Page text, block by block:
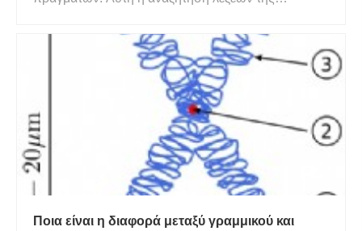
γλωσσάρι επιστήμης της ζωής. Αυτοί οι όροι του
λεξιλογίου της επιστήμης της ζωής μπορούν να
βρεθούν οριζόντια, κάθετα και
Ποια είναι η διαφορά μεταξύ γραμμικού και